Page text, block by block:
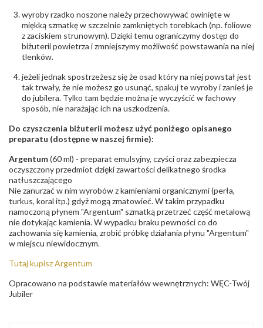
odpowiedzialny:
Suchan, ul. Kurczaba 3, 30-868 Kraków; NIP:
679-25-92-107; sklep@wec.com.pl
Bezpieczeństwo
- rodzaj
ostrzeżenia:
Nie nadaje się dla dzieci w wieku poniżej 3 lat
,Elementy w wyrobie wykonane z białego złota
wyroby rzadko noszone należy przechowywać owinięte w
miękką szmatkę w szczelnie zamkniętych torebkach (np. foliowe
z zaciskiem strunowym). Dzięki temu ograniczymy dostęp do
biżuterii powietrza i zmniejszymy możliwość powstawania na niej
tlenków.
jeżeli jednak spostrzeżesz się że osad który na niej powstał jest
tak trwały, że nie możesz go usunąć, spakuj te wyroby i zanieś je
do jubilera. Tylko tam będzie można je wyczyścić w fachowy
sposób, nie narażając ich na uszkodzenia.
Do czyszczenia biżuterii możesz użyć poniżego opisanego
preparatu (dostępne w naszej firmie):
Argentum(60 ml) - preparat emulsyjny, czyści oraz zabezpiecza
oczyszczony przedmiot dzięki zawartości delikatnego środka
natłuszczającego
Nie zanurzać w nim wyrobów z kamieniami organicznymi (perła,
turkus, koral itp.) gdyż mogą zmatowieć. W takim przypadku
namoczoną płynem "Argentum" szmatką przetrzeć część metalową
nie dotykając kamienia. W wypadku braku pewności co do
zachowania się kamienia, zrobić próbkę działania płynu "Argentum"
w miejscu niewidocznym.
Tutaj kupisz Argentum
Opracowano na podstawie materiałów wewnętrznych: WĘC-Twój
Jubiler